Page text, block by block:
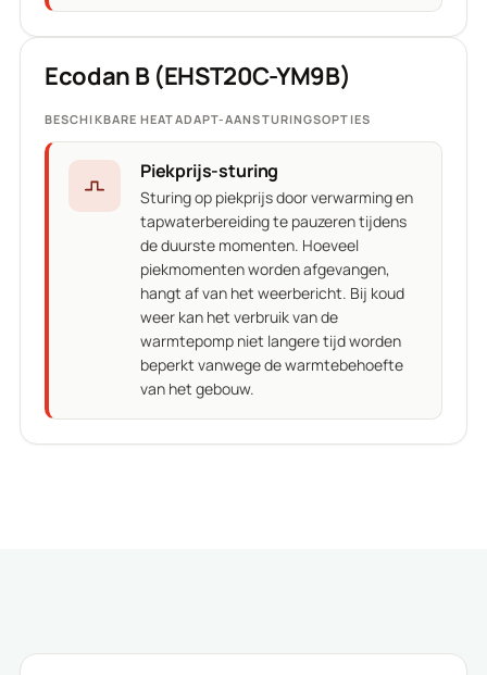
Ecodan B (EHST20C-YM9B)
BESCHIKBARE HEATADAPT-AANSTURINGSOPTIES
Piekprijs-sturing
Sturing op piekprijs door verwarming en
tapwaterbereiding te pauzeren tijdens
de duurste momenten. Hoeveel
piekmomenten worden afgevangen,
hangt af van het weerbericht. Bij koud
weer kan het verbruik van de
warmtepomp niet langere tijd worden
beperkt vanwege de warmtebehoefte
van het gebouw.